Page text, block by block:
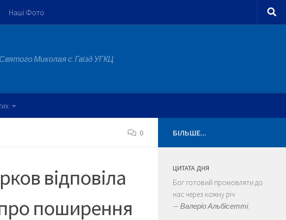
Наші Фото
Миколая с. Гвізд УГКЦ
0
відповіла
поширення
БІЛЬШЕ...
ЦИТАТА ДНЯ
Бог готовий промовляти до
нас через кожну річ
—Валеріо Альбісетті.